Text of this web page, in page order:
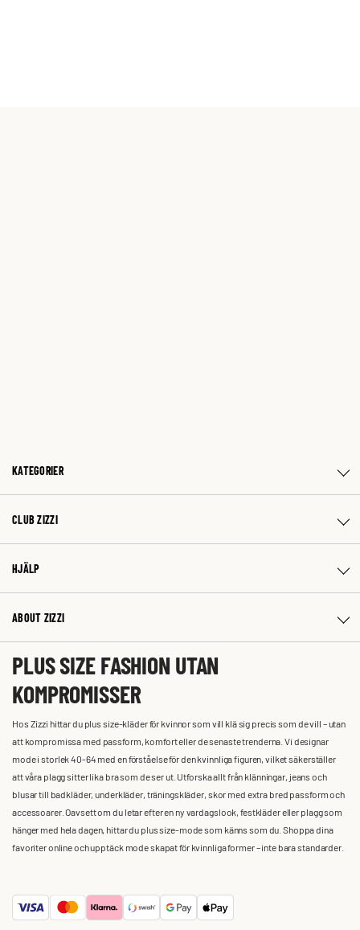
KATEGORIER
CLUB ZIZZI
HJÄLP
ABOUT ZIZZI
PLUS SIZE FASHION UTAN
KOMPROMISSER
Hos Zizzi hittar du plus size-kläder för kvinnor som vill klä sig precis som de vill – utan
att kompromissa med passform, komfort eller de senaste trenderna. Vi designar
mode i storlek 40-64 med en förståelse för den kvinnliga figuren, vilket säkerställer
att våra plagg sitter lika bra som de ser ut. Utforska allt från klänningar, jeans och
blusar till badkläder, underkläder, träningskläder, skor med extra bred passform och
accessoarer. Oavsett om du letar efter en ny vardagslook, festkläder eller plagg som
hänger med hela dagen, hittar du plus size-mode som känns som du. Shoppa dina
favoriter online och upptäck mode skapat för kvinnliga former – inte bara standarder.